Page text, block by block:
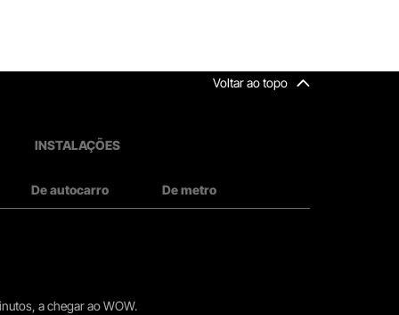
Voltar ao topo
INSTALAÇÕES
De autocarro De metro
a chegar ao WOW.